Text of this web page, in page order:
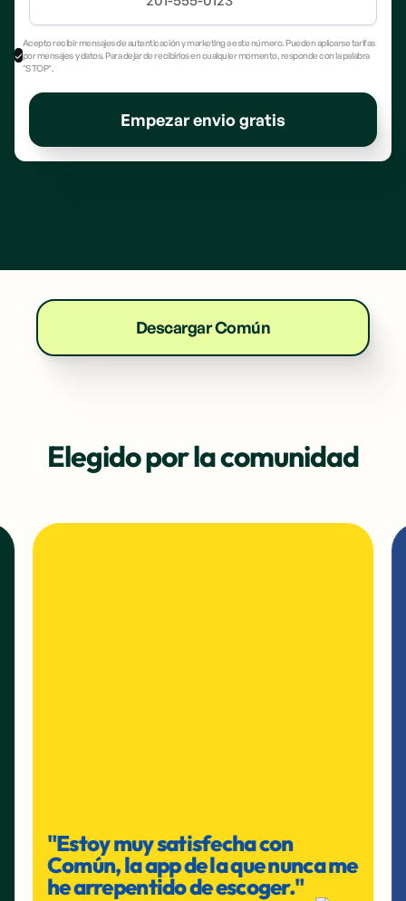
Acepto recibir mensajes de autenticación y marketing a este número. Pueden aplicarse tarifas
por mensajes y datos. Para dejar de recibirlos en cualquier momento, responde con la palabra
"STOP".
Empezar envio gratis
Descargar Común
Elegido por la comunidad
"Estoy muy satisfecha con
Común, la app de la que nunca me
he arrepentido de escoger."